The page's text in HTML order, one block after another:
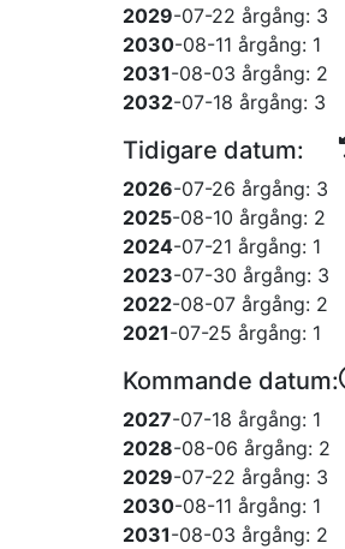
2029-07-22 årgång: 3
2030-08-11 årgång: 1
2031-08-03 årgång: 2
2032-07-18 årgång: 3
Tidigare datum:
2026-07-26 årgång: 3
2025-08-10 årgång: 2
2024-07-21 årgång: 1
2023-07-30 årgång: 3
2022-08-07 årgång: 2
2021-07-25 årgång: 1
Kommande datum:
2027-07-18 årgång: 1
2028-08-06 årgång: 2
2029-07-22 årgång: 3
2030-08-11 årgång: 1
2031-08-03 årgång: 2